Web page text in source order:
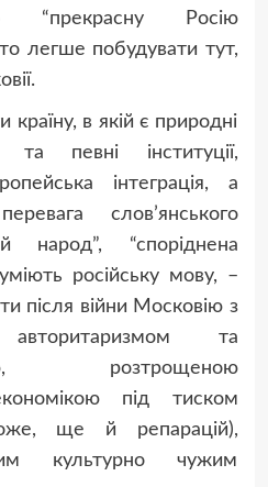
“прекрасну Росію
легше побудувати тут,
країну, в якій є природні
та певні інституції,
інтеграція, а
слов’янського
народ”, “споріднена
російську мову, –
після війни Московію з
та
розтрощеною
під тиском
ще й репарацій),
культурно чужим